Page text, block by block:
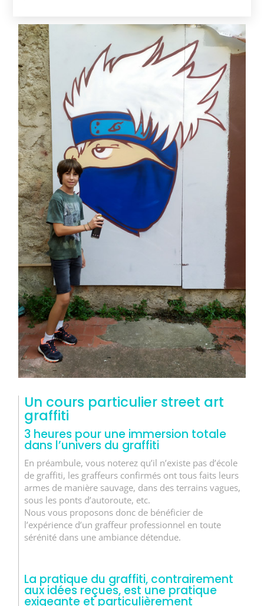
Un cours particulier street art
graffiti
3 heures pour une immersion totale
dans l’univers du graffiti
En préambule, vous noterez qu’il n’existe pas d’école
de graffiti, les graffeurs confirmés ont tous faits leurs
armes de manière sauvage, dans des terrains vagues,
sous les ponts d’autoroute, etc.
Nous vous proposons donc de bénéficier de
l’expérience d’un graffeur professionnel en toute
sérénité dans une ambiance détendue.
La pratique du graffiti, contrairement
aux idées reçues, est une pratique
exigeante et particulièrement